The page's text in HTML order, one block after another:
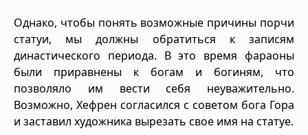
Однако, чтобы понять возможные причины порчи
статуи, мы должны обратиться к записям
династического периода. В это время фараоны
были приравнены к богам и богиням, что
позволяло им вести себя неуважительно.
Возможно, Хефрен согласился с советом бога Гора
и заставил художника вырезать свое имя на статуе.